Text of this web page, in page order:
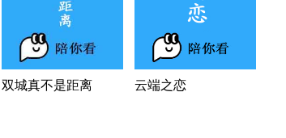
双城真不是距离 云端之恋